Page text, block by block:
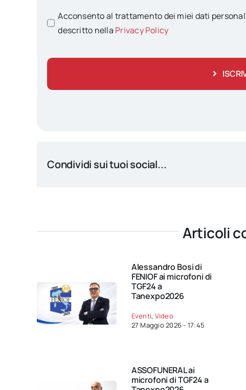
Acconsento al trattamento dei miei dati
descritto nella Privacy Policy
Condividi sui tuoi social...
Articoli
Alessandro Bosi di
FENIOF ai microfoni di
TGF24 a
Tanexpo2026
Eventi, Video
27 Maggio 2026 - 17:45
ASSOFUNERAL ai
microfoni di TGF24 a